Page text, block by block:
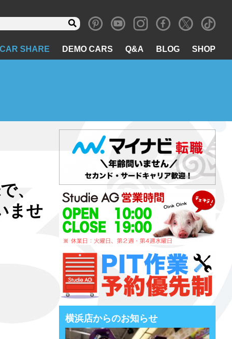
CAR SHARE DEMO CARS Q&A BLOG SHOP
、
ませ
横浜店からのお知らせ